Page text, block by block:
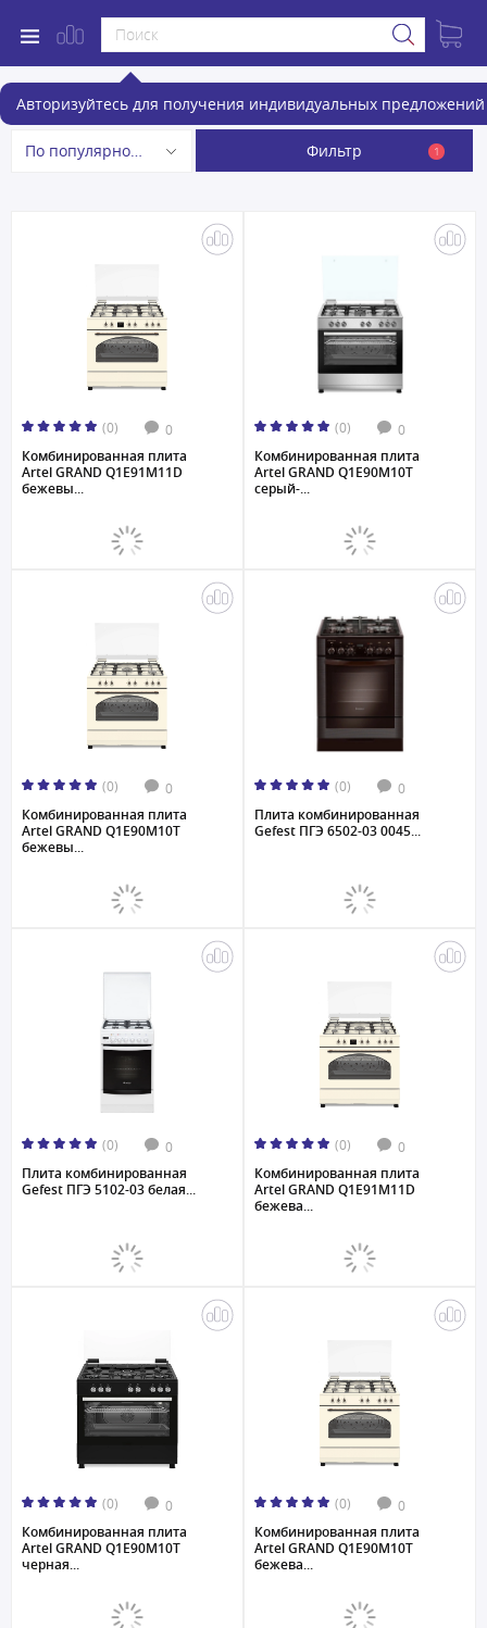
Авторизуйтесь для получения индивидуальных предложений
Комбинированные плиты
По популярности Фильтр 1
(0) 0
Комбинированная плита
Artel GRAND Q1E91M11D
бежевы...
(0) 0
Комбинированная плита
Artel GRAND Q1E90M10T
серый-...
(0) 0
Комбинированная плита
Artel GRAND Q1E90M10T
бежевы...
(0) 0
Плита комбинированная
Gefest ПГЭ 6502-03 0045...
(0) 0
Плита комбинированная
Gefest ПГЭ 5102-03 белая...
(0) 0
Комбинированная плита
Artel GRAND Q1E91M11D
бежева...
(0) 0
Комбинированная плита
Artel GRAND Q1E90M10T
черная...
(0) 0
Комбинированная плита
Artel GRAND Q1E90M10T
бежева...